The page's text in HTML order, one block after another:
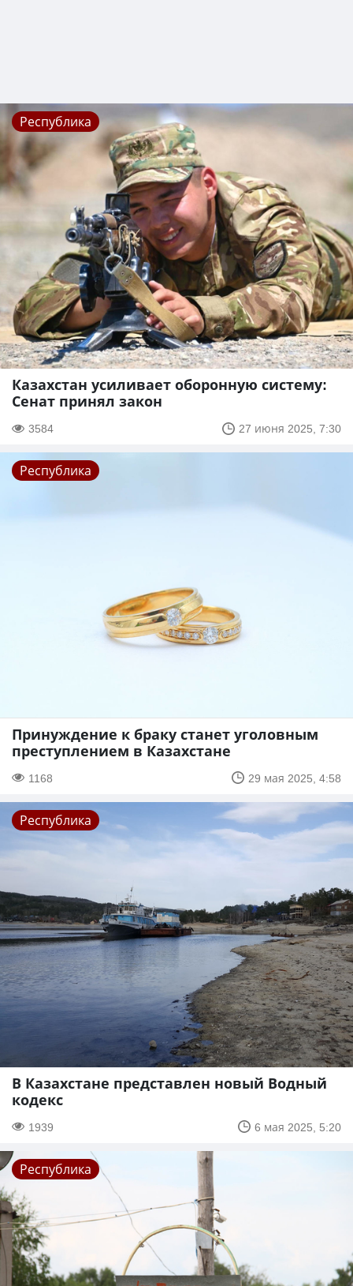
Республика
Казахстан усиливает оборонную систему:
Сенат принял закон
3584 27 июня 2025, 7:30
Республика
Принуждение к браку станет уголовным
преступлением в Казахстане
1168 29 мая 2025, 4:58
Республика
В Казахстане представлен новый Водный
кодекс
1939 6 мая 2025, 5:20
Республика